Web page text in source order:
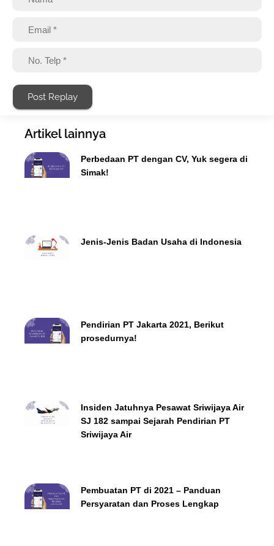
Post Replay
Artikel lainnya
Perbedaan PT dengan CV, Yuk segera di
Simak!
Jenis-Jenis Badan Usaha di Indonesia
Pendirian PT Jakarta 2021, Berikut
prosedurnya!
Insiden Jatuhnya Pesawat Sriwijaya Air
SJ 182 sampai Sejarah Pendirian PT
Sriwijaya Air
Pembuatan PT di 2021 – Panduan
Persyaratan dan Proses Lengkap